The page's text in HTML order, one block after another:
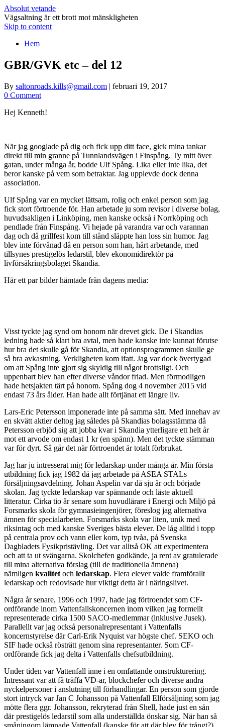
Absolut vetande
Vägsaltning är ett brott mot mänskligheten
Skip to content
Hem
GBR/GVK etc – del 12
By saltonroads.kills@gmail.com | februari 19, 2017
0 Comment
Hej Kenneth!
När jag googlade på dig och fick upp ditt face, gick mina tankar
direkt till min granne på Tunnlandsvägen i Finspång. Ty mitt över
gatan, under många år, bodde Ulf Spång. Lika eller inte lika, det
beror kanske på vem som betraktar. Jag upplevde dock denna
association.
Ulf Spång var en mycket lättsam, rolig och enkel person som jag
fick stort förtroende för. Han arbetade ju som revisor i diverse bolag,
huvudsakligen i Linköping, men kanske också i Norrköping och
pendlade från Finspång. Vi hejade på varandra var och varannan
dag och då grillfest kom till stånd släppte han loss sin humor. Jag
blev inte förvånad då en person som han, hårt arbetande, med
tillsynes prestigelös ledarstil, blev ekonomidirektör på
livförsäkringsbolaget Skandia.
Här ett par bilder hämtade från dagens media:
Visst tyckte jag synd om honom när drevet gick. De i Skandias
ledning hade så klart bra avtal, men hade kanske inte kunnat förutse
hur bra det skulle gå för Skandia, att optionsprogrammen skulle ge
så bra avkastning. Verkligheten kom ifatt. Jag var dock övertygad
om att Spång inte gjort sig skyldig till något brottsligt. Och
uppenbart blev han efter diverse våndor friad. Men förmodligen
hade hetsjakten tärt på honom. Spång dog 4 november 2015 vid
endast 73 års ålder. Han hade allt förtjänat ett längre liv.
Lars-Eric Petersson imponerade inte på samma sätt. Med innehav av
en skvätt aktier deltog jag således på Skandias bolagsstämma då
Petersson erbjöd sig att jobba kvar i Skandia ytterligare ett helt år
mot ett arvode om endast 1 kr (en spänn). Men det tyckte stämman
var för dyrt. Så går det när förtroendet är totalt förbrukat.
Jag har ju intresserat mig för ledarskap under många år. Min första
utbildning fick jag 1982 då jag arbetade på ASEA STALs
försäljningsavdelning. Johan Aspelin var då sju år och började
skolan. Jag tyckte ledarskap var spännande och läste aktuell
litteratur. Cirka tio år senare som huvudlärare i Energi och Miljö på
Forsmarks skola för gymnasieingenjörer, föreslog jag alternativa
ämnen för specialarbeten. Forsmarks skola var liten, unik med
riksintag och med kanske Sveriges bästa elever. De låg alltid i topp
på centrala prov och vann eller kom, typ tvåa, på Svenska
Dagbladets Fysikpristävling. Det var alltså OK att experimentera
och att ta ut svängarna. Skolchefen godkände, ja rent av gratulerade
till mina alternativa förslag (till de traditionella ämnena)
nämligen kvalitet och ledarskap. Flera elever valde framförallt
ledarskap och redovisade hur viktigt detta är i näringslivet.
Några år senare, 1996 och 1997, hade jag förtroendet som CF-
ordförande inom Vattenfallskoncernen inom vilken jag formellt
representerade cirka 1500 SACO-medlemmar (inklusive Jusek).
Parallellt var jag också personalrepresentant i Vattenfalls
koncernstyrelse där Carl-Erik Nyquist var högste chef. SEKO och
SIF hade också rösträtt genom sina representanter. Som CF-
ordförande fick jag delta i Vattenfalls chefsutbildning.
Under tiden var Vattenfall inne i en omfattande omstrukturering.
Intressant var att få träffa VD-ar, blockchefer och diverse andra
nyckelpersoner i anslutning till förhandlingar. En person som gjorde
stort intryck var Jan C Johansson på Vattenfall Elförsäljning som jag
mötte flera ggr. Johansson, rekryterad från Shell, hade just en sån
där prestigelös ledarstil som alla underställda önskar sig. När han så
småningom lämnade Vattenfall (kanske för att där blev för trångt?)